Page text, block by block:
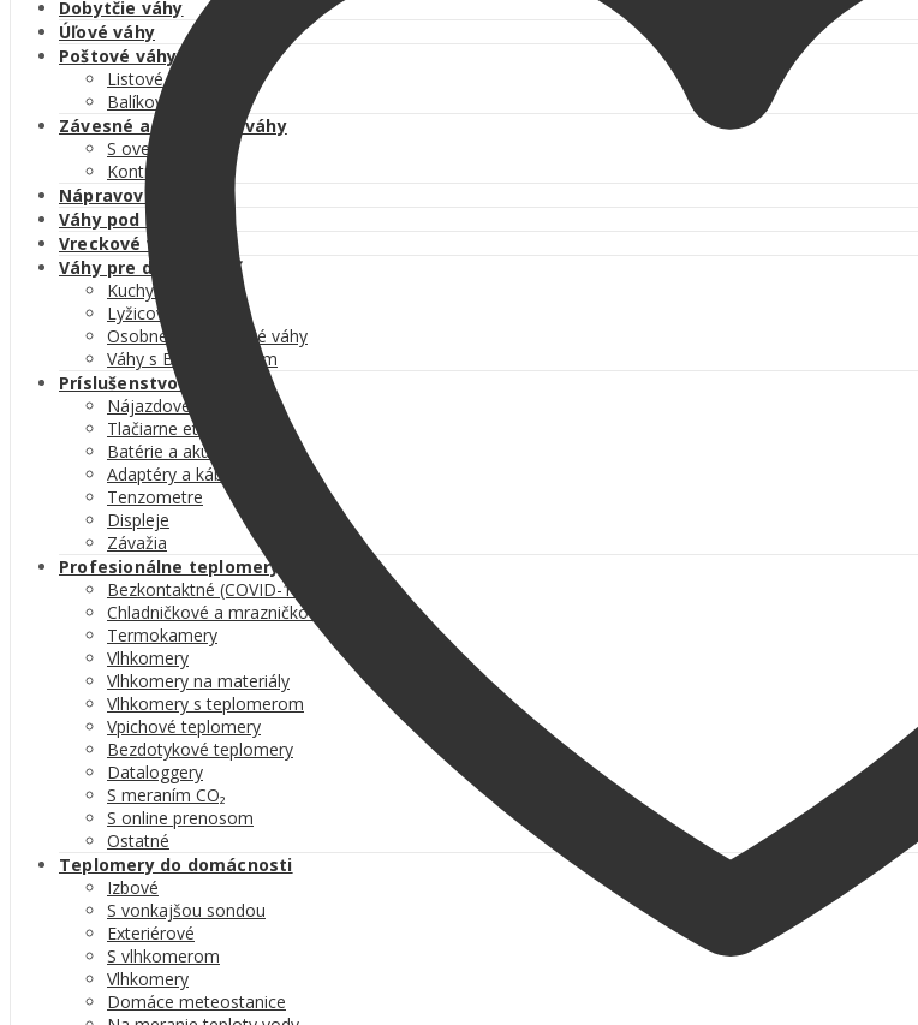
Dobytčie váhy
Úľové váhy
Poštové váhy
Listové váhy
Balíkové váhy
Závesné a žeriavové váhy
S overením
Kontrolné
Nápravové váhy
Váhy pod zásobníky
Vreckové váhy
Váhy pre domácnosť
Kuchynské váhy
Lyžicové váhy
Osobné a kojenecké váhy
Váhy s BMI výpočtom
Príslušenstvo k váham
Nájazdové rampy
Tlačiarne etikiet
Batérie a akumulátory
Adaptéry a káble
Tenzometre
Displeje
Závažia
Profesionálne teplomery
Bezkontaktné (COVID-19)
Chladničkové a mrazničkové
Termokamery
Vlhkomery
Vlhkomery na materiály
Vlhkomery s teplomerom
Vpichové teplomery
Bezdotykové teplomery
Dataloggery
S meraním CO₂
S online prenosom
Ostatné
Teplomery do domácnosti
Izbové
S vonkajšou sondou
Exteriérové
S vlhkomerom
Vlhkomery
Domáce meteostanice